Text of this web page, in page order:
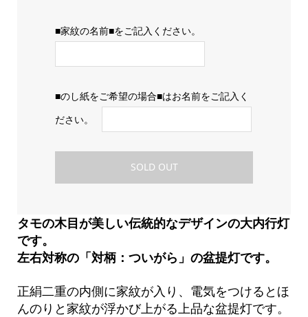
■家紋の名前■をご記入ください。
■のし紙をご希望の場合■はお名前をご記入く
ださい。
SOLD OUT
タモの木目が美しい伝統的なデザインの大内行灯
です。
左右対称の「対柄：ついがら」の盆提灯です。
正絹二重の内側に家紋が入り、電気をつけるとほ
んのりと家紋が浮かび上がる上品な盆提灯です。